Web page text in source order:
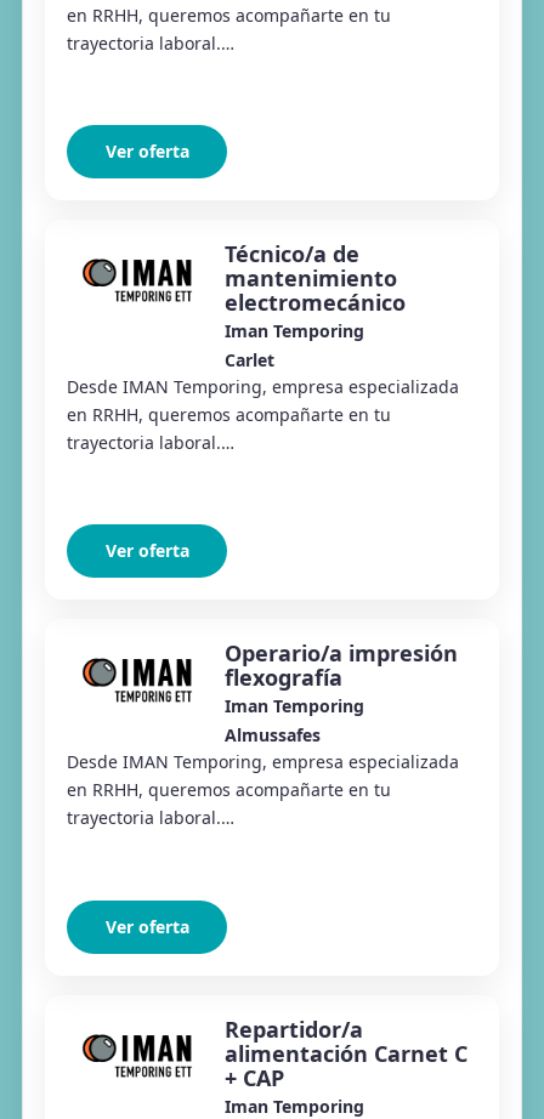
en RRHH, queremos acompañarte en tu
trayectoria laboral.
Ver oferta
Técnico/a de
mantenimiento
electromecánico
Iman Temporing
Carlet
Desde IMAN Temporing, empresa especializada
en RRHH, queremos acompañarte en tu
trayectoria laboral.
Ver oferta
Operario/a impresión
flexografía
Iman Temporing
Almussafes
Desde IMAN Temporing, empresa especializada
en RRHH, queremos acompañarte en tu
trayectoria laboral.
selecc...
Ver oferta
Repartidor/a
alimentación Carnet C
+ CAP
Iman Temporing